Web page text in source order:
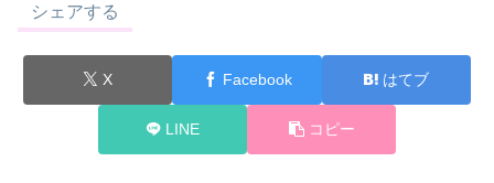
シェアする
X Facebook はてブ
LINE コピー